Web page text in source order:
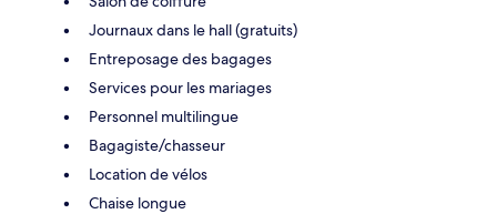
Journaux dans le hall (gratuits)
Entreposage des bagages
Services pour les mariages
Personnel multilingue
Bagagiste/chasseur
Location de vélos
Chaise longue